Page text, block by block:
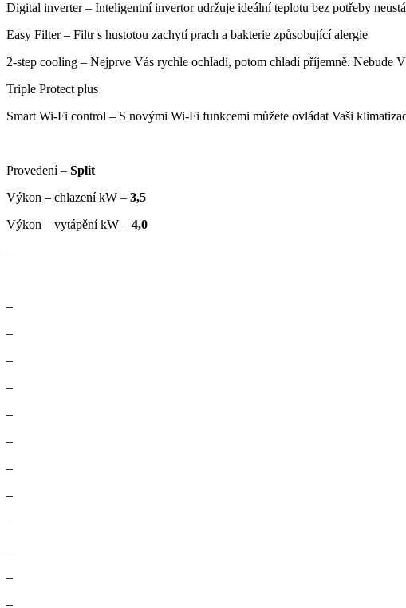
Digital inverter – Inteligentní invertor udržuje ideální teplotu bez potřeby
Easy Filter – Filtr s hustotou zachytí prach a bakterie způsobující alergie
2-step cooling – Nejprve Vás rychle ochladí, potom chladí příjemně. Nebude
Triple Protect plus
Smart Wi-Fi control – S novými Wi-Fi funkcemi můžete ovládat Vaši
Provedení – Split
Výkon – chlazení kW – 3,5
Výkon – vytápění kW – 4,0
–
–
–
–
–
–
–
–
–
–
–
–
–
–